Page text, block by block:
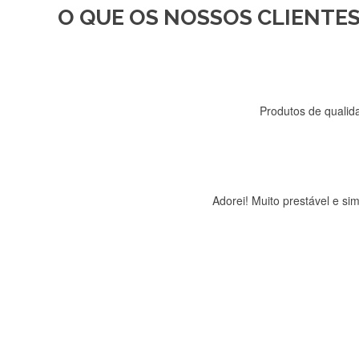
O QUE OS NOSSOSRecebi a minha
Produtos de
Adorei! Muito prestável e